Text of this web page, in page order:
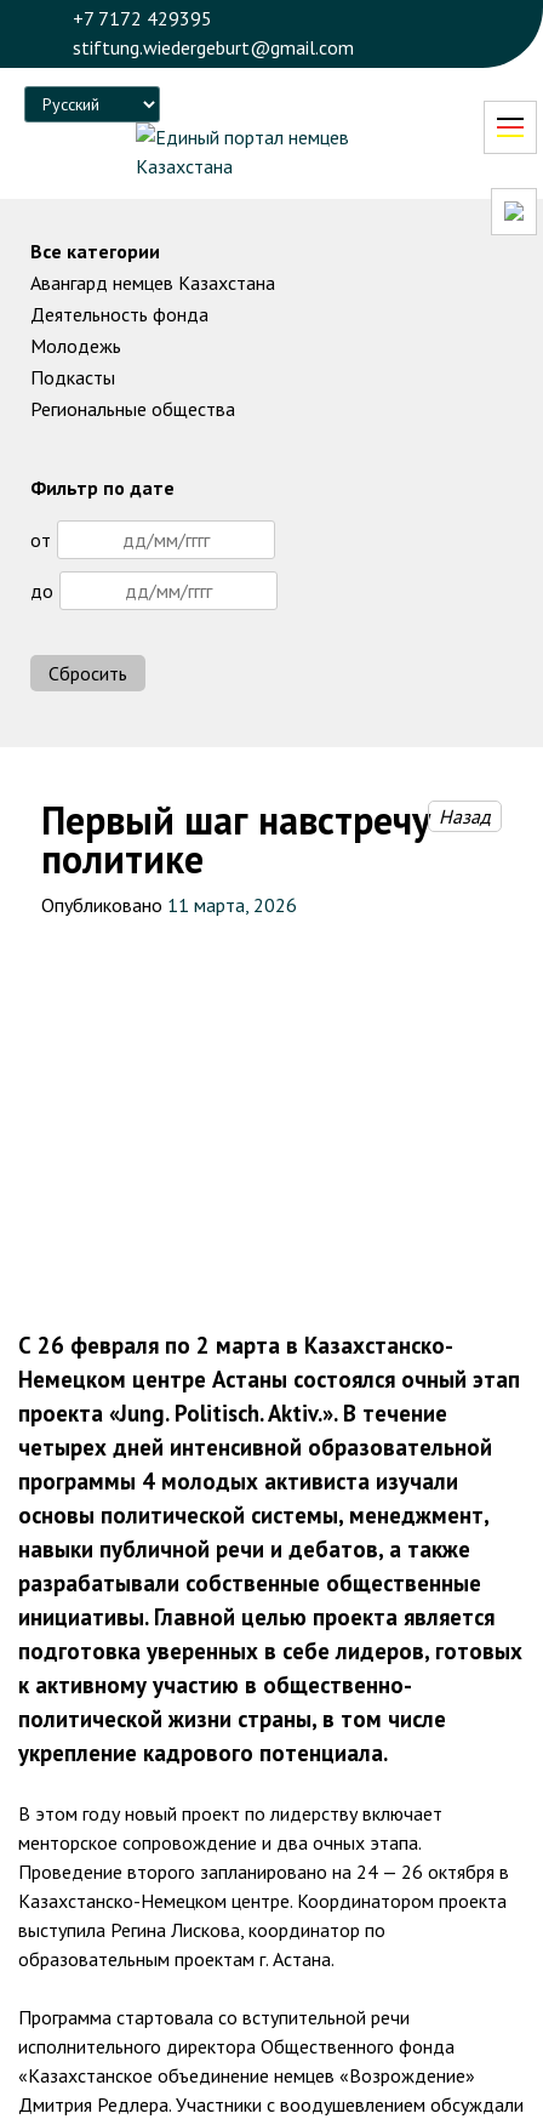
+7 7172 429395
stiftung.wiedergeburt@gmail.com
Language
Первый шаг навстречу
политике
Назад
Опубликовано 11 марта, 2026
С 26 февраля по 2 марта в Казахстанско-
Немецком центре Астаны состоялся очный этап
проекта «Jung. Politisch. Aktiv.». В течение
четырех дней интенсивной образовательной
программы 4 молодых активиста изучали
основы политической системы, менеджмент,
навыки публичной речи и дебатов, а также
разрабатывали собственные общественные
инициативы. Главной целью проекта является
подготовка уверенных в себе лидеров, готовых
к активному участию в общественно-
политической жизни страны, в том числе
укрепление кадрового потенциала.
В этом году новый проект по лидерству включает
менторское сопровождение и два очных этапа.
Проведение второго запланировано на 24 — 26 октября в
Казахстанско-Немецком центре. Координатором проекта
выступила Регина Лискова, координатор по
образовательным проектам г. Астана.
Программа стартовала со вступительной речи
исполнительного директора Общественного фонда
«Казахстанское объединение немцев «Возрождение»
Дмитрия Редлера. Участники с воодушевлением обсуждали
Все категории
Авангард немцев Казахстана
Деятельность фонда
Молодежь
Подкасты
Региональные общества
Фильтр по дате
от
до
Сбросить